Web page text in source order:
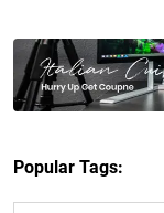
Popular Tags: